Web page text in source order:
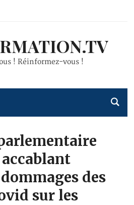
! Réinformez-vous !
des
sur les